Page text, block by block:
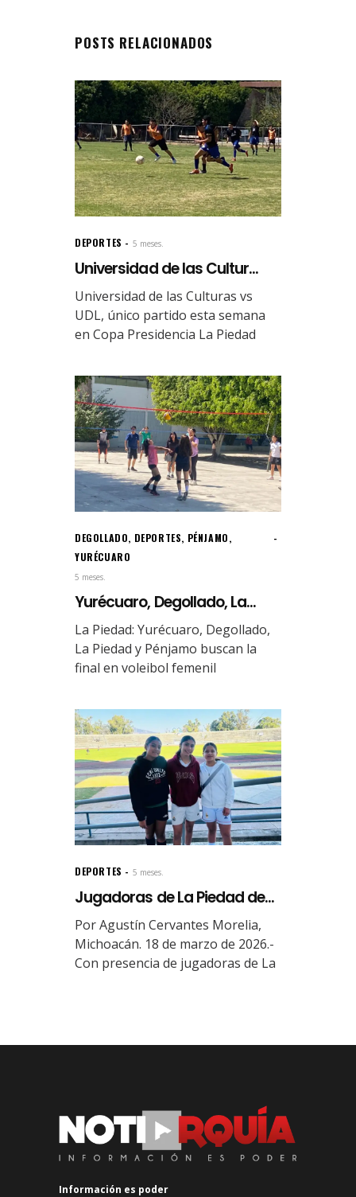
POSTS RELACIONADOS
DEPORTES 5 meses.
Universidad de las Cultur...
Universidad de las Culturas vs
UDL, único partido esta semana
en Copa Presidencia La Piedad
DEGOLLADO, DEPORTES, PÉNJAMO,
YURÉCUARO
5 meses.
Yurécuaro, Degollado, La...
La Piedad: Yurécuaro, Degollado,
La Piedad y Pénjamo buscan la
final en voleibol femenil
DEPORTES 5 meses.
Jugadoras de La Piedad de...
Por Agustín Cervantes Morelia,
Michoacán. 18 de marzo de 2026.-
Con presencia de jugadoras de La
Información es poder